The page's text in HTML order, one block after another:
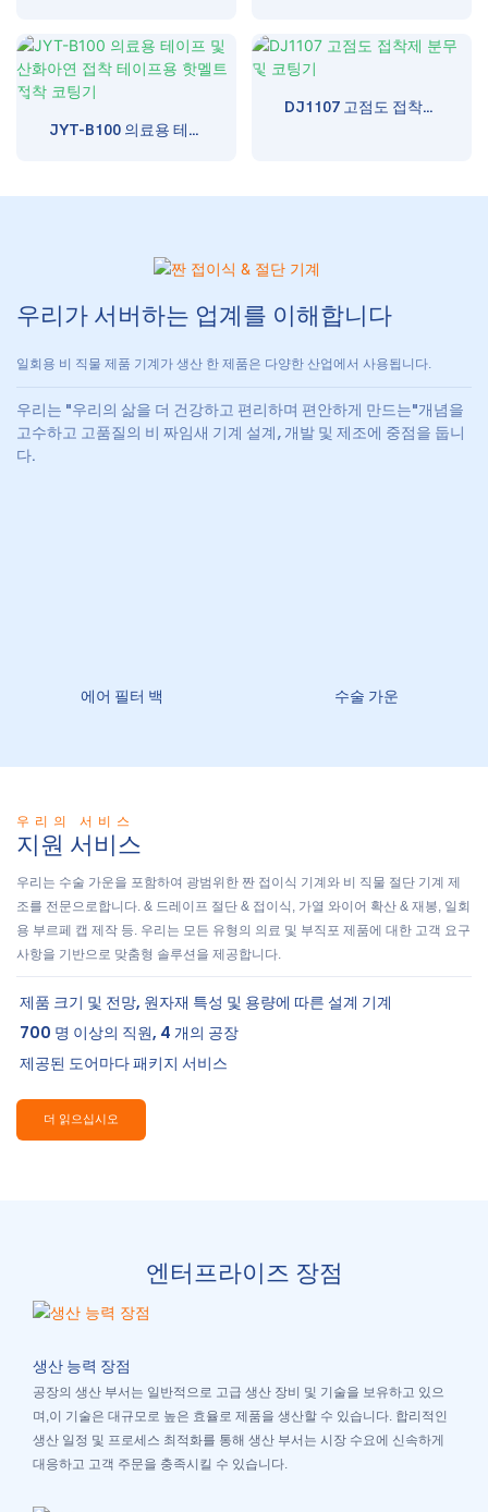
분무기
라인
JYT-B100 의료용 테이
팅기
DJ1107 고점도 접착제
우리가 서버하는 업계를 이해합니다
일회용 비 직물 제품 기계가 생산 한 제품은 다양한 산업에서 사용됩니다.
우리는 "우리의 삶을 더 건강하고 편리하며 편안하게 만드는"개념을
고수하고 고품질의 비 짜임새 기계 설계, 개발 및 제조에 중점을 둡니
다.
에어 필터 백 수술 가운
우리의 서비스
지원 서비스
우리는 수술 가운을 포함하여 광범위한 짠 접이식 기계와 비 직물 절단 기계 제
조를 전문으로합니다. & 드레이프 절단 & 접이식, 가열 와이어 확산 & 재봉, 일회
용 부르페 캡 제작 등. 우리는 모든 유형의 의료 및 부직포 제품에 대한 고객 요구
사항을 기반으로 맞춤형 솔루션을 제공합니다.
제품 크기 및 전망, 원자재 특성 및 용량에 따른 설계 기계
700 명 이상의 직원, 4 개의 공장
제공된 도어마다 패키지 서비스
더 읽으십시오
엔터프라이즈 장점
생산 능력 장점
공장의 생산 부서는 일반적으로 고급 생산 장비 및 기술을 보유하고 있으
며,이 기술은 대규모로 높은 효율로 제품을 생산할 수 있습니다. 합리적인
생산 일정 및 프로세스 최적화를 통해 생산 부서는 시장 수요에 신속하게
대응하고 고객 주문을 충족시킬 수 있습니다.